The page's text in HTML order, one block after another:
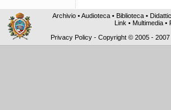
Archivio •Audioteca • Biblioteca •
Link • Multimedia •
Privacy Policy -Copyright © 2005 -